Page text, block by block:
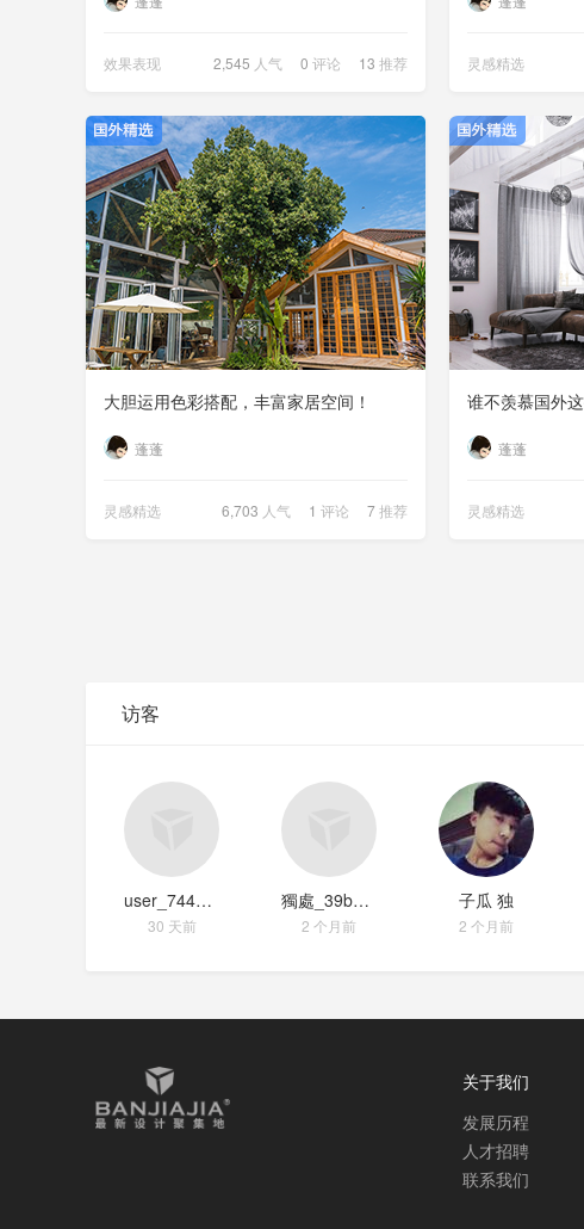
效果表现 2,545 人气 0 评论 13 推荐 灵感精选
大胆运用色彩搭配，丰富家居空间！
蓬蓬
灵感精选 6,703 人气 1 评论 7推荐
蓬蓬
灵感精选
访客
user_7449e4cd
30 天前
獨處_39b2b4bc
2 个月前
子瓜 独
2 个月前
关于我们
发展历程
人才招聘
联系我们